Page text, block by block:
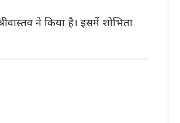
ने किया है। इसमें शोभिता